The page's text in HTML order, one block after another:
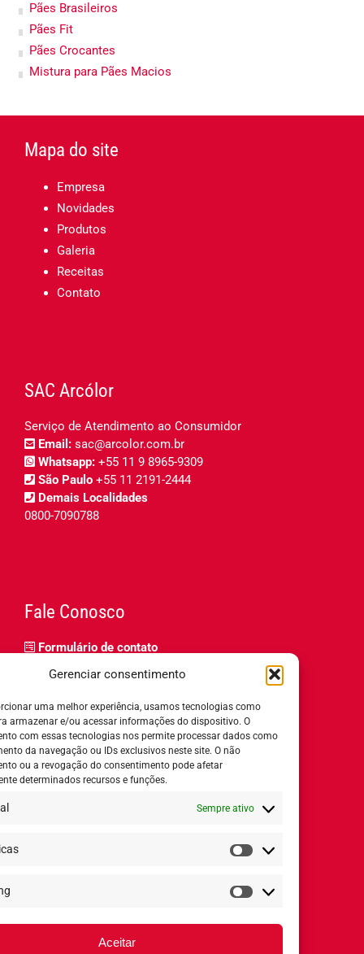
Gerenciar consentimento
uma melhor experiência, usamos tecnologias como
armazenar e/ou acessar informações do dispositivo. O
com essas tecnologias nos permite processar dados como
da navegação ou IDs exclusivos neste site. O não
ou a revogação do consentimento pode afetar
determinados recursos e funções.
Sempre ativo
Estatísticas
Marketing
Aceitar
Pães Brasileiros
Pães Fit
Pães Crocantes
Mistura para Pães Macios
Mapa do site
Empresa
Novidades
Produtos
Galeria
Receitas
Contato
SAC Arcólor
Serviço de Atendimento ao Consumidor
Email: sac@arcolor.com.br
Whatsapp: +55 11 9 8965-9309
São Paulo +55 11 2191-2444
Demais Localidades
0800-7090788
Fale Conosco
Formulário de contato
Horário de Atendimento:
8h ás 18h